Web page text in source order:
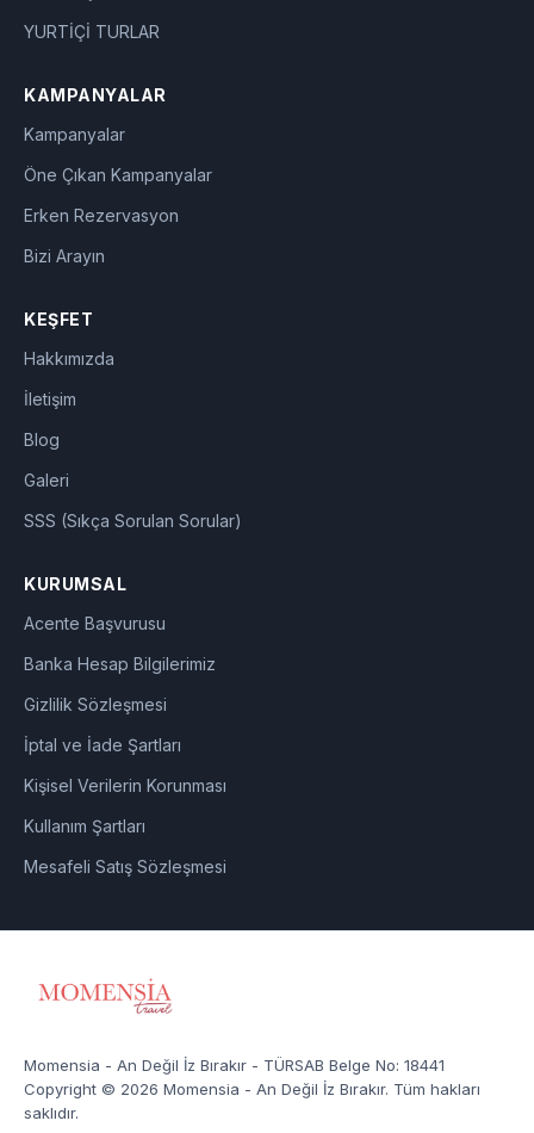
YURTİÇİ TURLAR
KAMPANYALAR
Kampanyalar
Öne Çıkan Kampanyalar
Erken Rezervasyon
Bizi Arayın
KEŞFET
Hakkımızda
İletişim
Blog
Galeri
SSS (Sıkça Sorulan Sorular)
KURUMSAL
Acente Başvurusu
Banka Hesap Bilgilerimiz
Gizlilik Sözleşmesi
İptal ve İade Şartları
Kişisel Verilerin Korunması
Kullanım Şartları
Mesafeli Satış Sözleşmesi
Momensia - An Değil İz Bırakır - TÜRSAB Belge No: 18441
Copyright © 2026 Momensia - An Değil İz Bırakır. Tüm hakları
saklıdır.